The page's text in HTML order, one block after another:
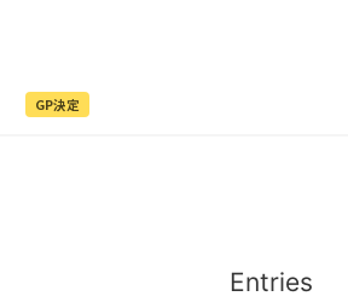
GP決定
Entries